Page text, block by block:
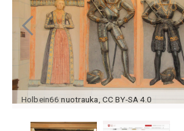
Holbein66nuotrauka CC BY-SA 4.0